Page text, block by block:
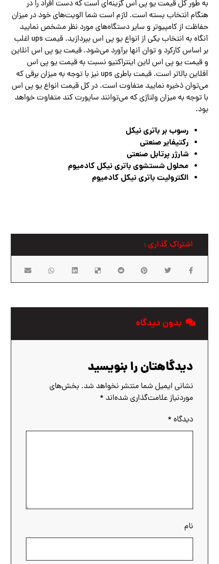
به طور کل قیمت یو پی اس گزینه‌ای ‌‌است که دست افراد را در
هنگام انتخاب بسته است. لازم است شما الویت‌‌های خود در میزان
حفاظت از کامپیوتر و سایر دستگاه‌‌های مورد نظر مشخص نمایید
آنگاه به انتخاب یکی از انواع یو پی اس بپردازید. قیمت ups اغلب
بر اساس کارکرد و توان آنها برآورد‌ می‌شود. قیمت یو پی اس آنلاین
و قیمت یو پی اس لاین اینتراکتیو نسبت به قیمت یو پی اس
آفلاین بالاتر است. قیمت باطری ups نیز با توجه به میزان برقی که‌
می‌توان ذخیره نمایید متفاوت است. در کل قیمت انواع یو پی اس
با توجه به میزان ولتاژی که‌ می‌توانند ساپورت کند متفاوت خواهد
بود.
رسوب بر باتری نیکل
رکتیفایر صنعتی
شارژر پرتابل صنعتی
محلول شستشوی باتری نیکل کادمیوم
الکترولیت باتری نیکل کادمیوم
بدون دیدگاه
دیدگاهتان را بنویسید
نشانی ایمیل شما منتشر نخواهد شد. بخش‌های
موردنیاز علامت‌گذاری شده‌اند *
دیدگاه *
نام